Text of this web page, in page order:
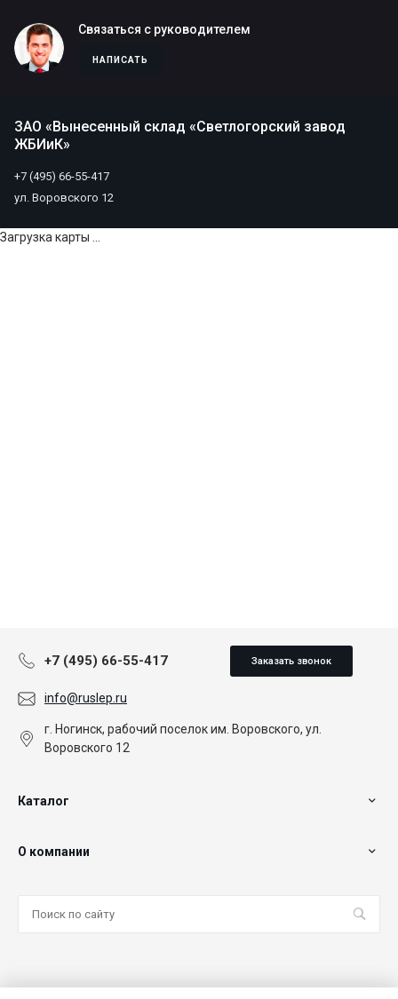
Связаться с руководителем
НАПИСАТЬ
ЗАО «Вынесенный склад «Светлогорский завод
ЖБИиК»
+7 (495) 66-55-417
ул. Воровского 12
Загрузка карты ...
+7 (495) 66-55-417 Заказать звонок
info@ruslep.ru
г. Ногинск, рабочий поселок им. Воровского, ул.
Воровского 12
Каталог
О компании